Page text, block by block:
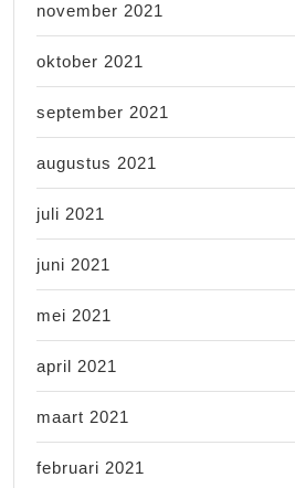
november 2021
oktober 2021
september 2021
augustus 2021
juli 2021
juni 2021
mei 2021
april 2021
maart 2021
februari 2021